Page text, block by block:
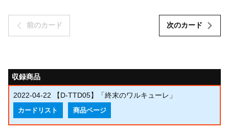
前のカード 次のカード
収録商品
2022-04-22 【D-TTD05】「終末のワルキューレ」
カードリスト 商品ページ